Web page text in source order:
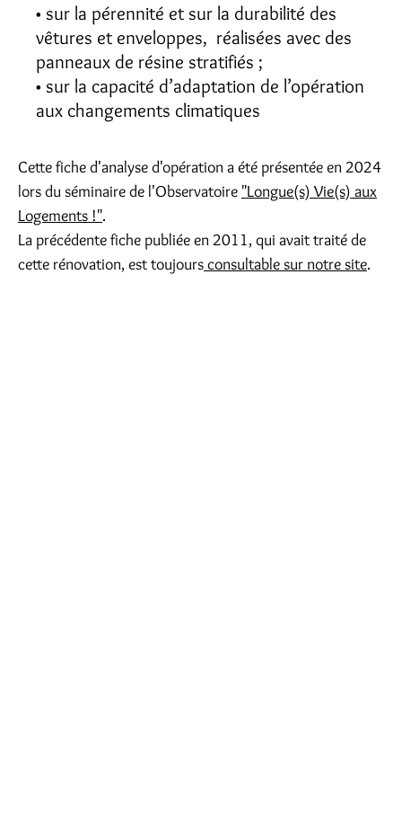
sur la pérennité et sur la durabilité des
vêtures et enveloppes, réalisées avec des
panneaux de résine stratifiés ;
sur la capacité d’adaptation de l’opération
aux changements climatiques
Cette fiche d'analyse d'opération a été présentée en 2024
lors du séminaire de l'Observatoire "Longue(s) Vie(s) aux
Logements !".
La précédente fiche publiée en 2011, qui avait traité de
cette rénovation, est toujoursconsultable sur notre site.